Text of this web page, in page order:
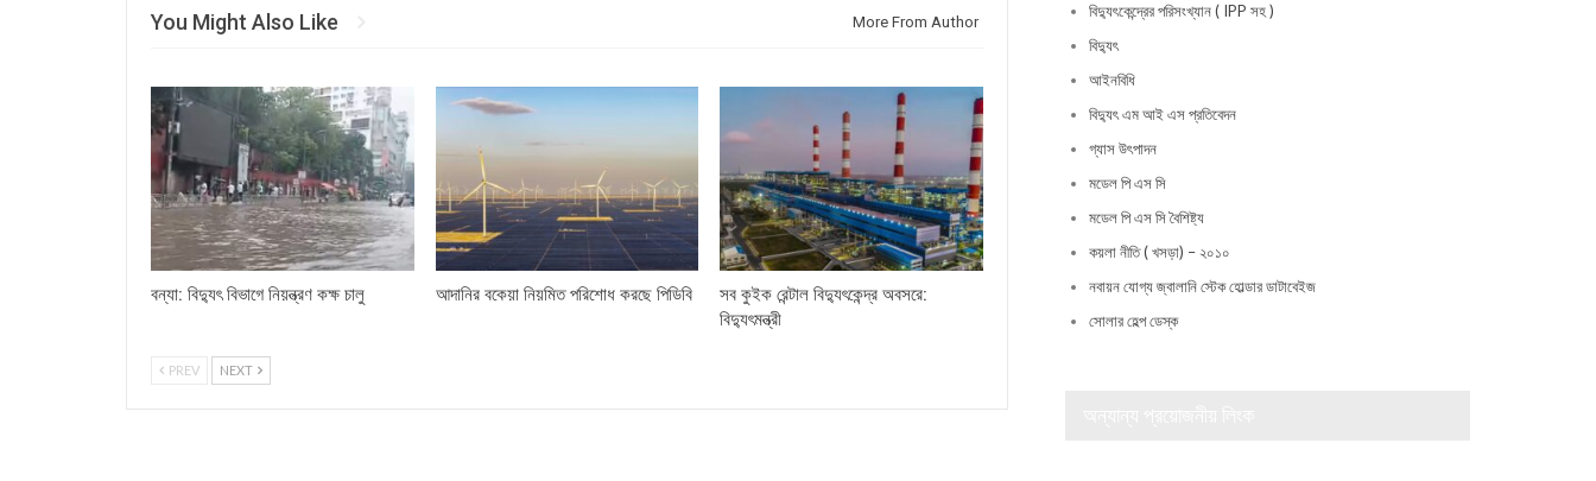
You Might Also Like More From Author
বন্যা: বিদ্যুৎ বিভাগে নিয়ন্ত্রণ কক্ষ চালু আদানির বকেয়া নিয়মিত পরিশোধ করছে পিডিবি
সব কুইক রেন্টাল বিদ্যুৎকেন্দ্র অবসরে:
বিদ্যুৎমন্ত্রী
PREV NEXT
বিদ্যুৎকেন্দ্রের পরিসংখ্যান ( IPP সহ )
বিদ্যুৎ
আইনবিধি
বিদ্যুৎ এম আই এস প্রতিবেদন
গ্যাস উৎপাদন
মডেল পি এস সি
মডেল পি এস সি বৈশিষ্ট্য
কয়লা নীতি ( খসড়া) – ২০১০
নবায়ন যোগ্য জ্বালানি স্টেক হোল্ডার ডাটাবেইজ
সোলার হেল্প ডেস্ক